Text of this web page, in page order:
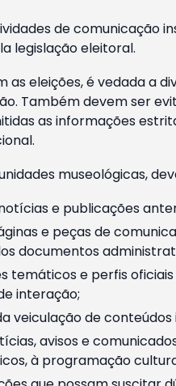
de comunicação
legislação eleitoral.
as eleições, é vedada a
Também devem ser
as informações
museológicas,
e publicações
e peças de
documentos
temáticos e perfis
interação;
veiculação de
avisos e
à programação